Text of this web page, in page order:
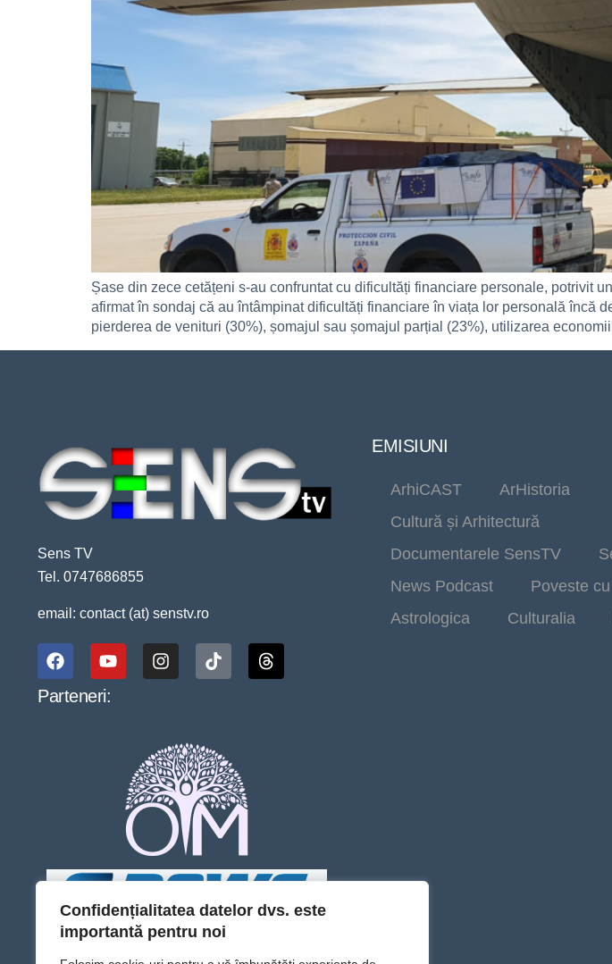
Confidențialitatea datelor dvs. este
importantă pentru noi
Șase din zece cetățeni s-au confruntat cu dificultăți financiare personale, potrivit
afirmat în sondaj că au întâmpinat dificultăți financiare în viața lor personală încă
pierderea de venituri (30%), șomajul sau șomajul parțial (23%), utilizarea
Sens TV
Tel. 0747686855
email: contact (at) senstv.ro
Parteneri:
EMISIUNI
ArhiCAST
ArHistoria
Cultură și Arhitectură
Documentarele SensTV
News Podcast
Poveste
Astrologica
Culturalia